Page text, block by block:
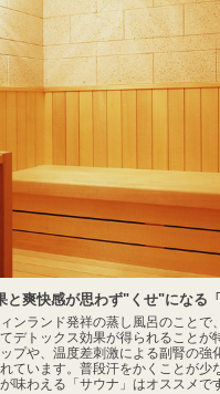
と爽快感が思わず"くせ"になる「
ィンランド発祥の蒸し風呂のことで
デトックス効果が得られることが
プや、温度差刺激による副腎の強
ています。普段汗をかくことが少
味わえる「サウナ」はオススメで